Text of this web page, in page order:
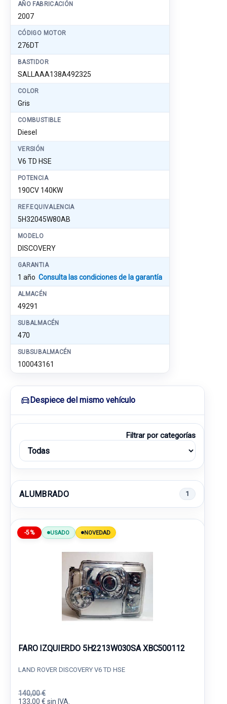
AÑO FABRICACIÓN
2007
CÓDIGO MOTOR
276DT
BASTIDOR
SALLAAA138A492325
COLOR
Gris
COMBUSTIBLE
Diesel
VERSIÓN
V6 TD HSE
POTENCIA
190CV 140KW
REF.EQUIVALENCIA
5H32045W80AB
MODELO
DISCOVERY
GARANTIA
1 año Consulta las condiciones de la garantía
ALMACÉN
49291
SUBALMACÉN
470
SUBSUBALMACÉN
100043161
Despiece del mismo vehículo
Filtrar por categorías
ALUMBRADO 1
-5% USADO NOVEDAD
FARO IZQUIERDO 5H2213W030SA XBC500112
LAND ROVER DISCOVERY V6 TD HSE
140,00 €
133,00 € sin IVA.